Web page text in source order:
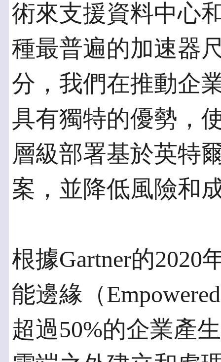
術來支援資料中心
種最普遍的加速器
分，我們在推動企
具有獨特的優勢，
層級部署基於英特
案，並降低風險和
根據Gartner的2020
能邊緣（
超過50%的企業產